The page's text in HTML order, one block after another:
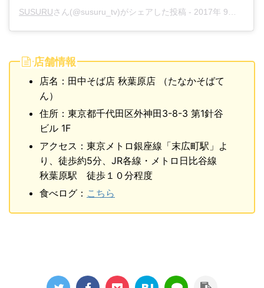
SUSURUさん(@susuru_tv)がシェアした投稿 - 2017年 9月月16日午前9時15分PDT
店舗情報
店名：田中そば店 秋葉原店 （たなかそばて
ん）
住所：東京都千代田区外神田3-8-3 第1針谷
ビル 1F
アクセス：東京メトロ銀座線「末広町駅」よ
り、徒歩約5分、JR各線・メトロ日比谷線
秋葉原駅 徒歩１０分程度
食べログ： こちら